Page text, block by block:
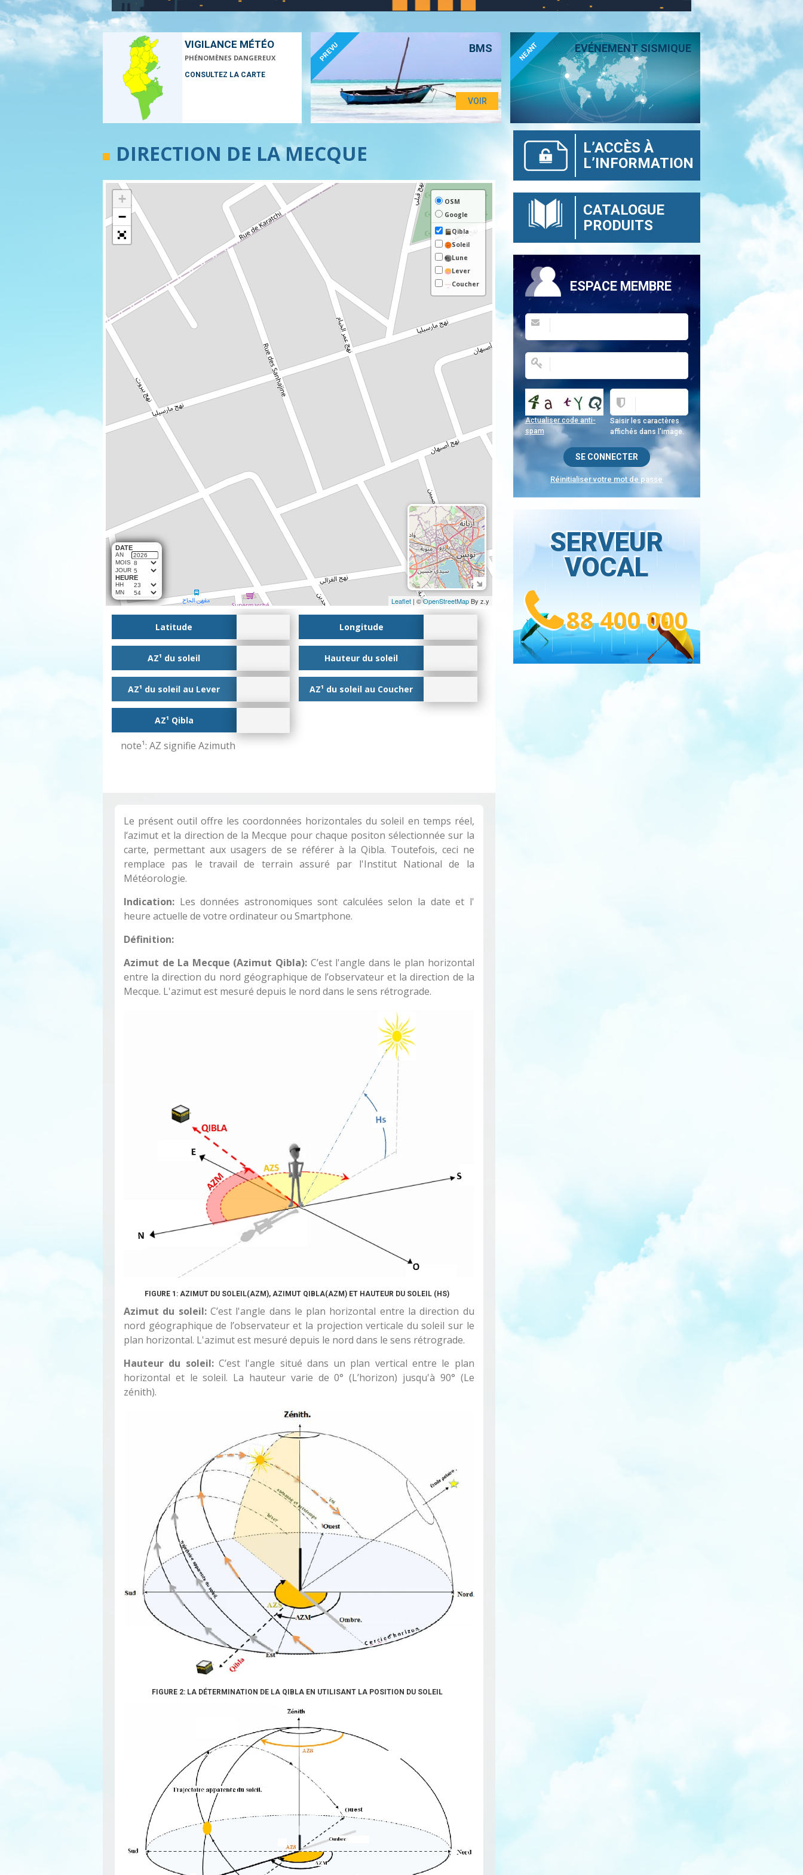
VIGILANCE MÉTÉO
PHÉNOMÈNES DANGEREUX
CONSULTEZ LA CARTE
BMS
PREVU
VOIR
EVÉNEMENT SISMIQUE
NEANT
DIRECTION DE LA MECQUE
+
−
OSM
Google
Qibla
Soleil
Lune
Lever
Coucher
DATE
AN
MOIS
JOUR
HEURE
HH
MN
Leaflet| ©OpenStreetMapBy z.y
Latitude Longitude
AZ¹ du soleil Hauteur du soleil
AZ¹ du soleil au Lever AZ¹ du soleil au Coucher
AZ¹ Qibla
note¹: AZ signifie Azimuth
Le présent outil offre les coordonnées horizontales du soleil en temps réel,
l‘azimut et la direction de la Mecque pour chaque positon sélectionnée sur la
carte, permettant aux usagers de se référer à la Qibla. Toutefois, ceci ne
remplace pas le travail de terrain assuré par l'Institut National de la
Météorologie.
Indication: Les données astronomiques sont calculées selon la date et l'
heure actuelle de votre ordinateur ou Smartphone.
Définition:
Azimut de La Mecque (Azimut Qibla): C’est l'angle dans le plan horizontal
entre la direction du nord géographique de l’observateur et la direction de la
Mecque. L'azimut est mesuré depuis le nord dans le sens rétrograde.
FIGURE 1: AZIMUT DU SOLEIL(AZM), AZIMUT QIBLA(AZM) ET HAUTEUR DU SOLEIL (HS)
Azimut du soleil:C’est l'angle dans le plan horizontal entre la direction du
nord géographique de l’observateur et la projection verticale du soleil sur le
plan horizontal. L'azimut est mesuré depuis le nord dans le sens rétrograde.
Hauteur du soleil:C’est l'angle situé dans un plan vertical entre le plan
horizontal et le soleil. La hauteur varie de 0° (L’horizon) jusqu'à 90° (Le
zénith).
FIGURE 2: LA DÉTERMINATION DE LA QIBLA EN UTILISANT LA POSITION DU SOLEIL
L’ACCÈS À
L’INFORMATION
CATALOGUE
PRODUITS
ESPACE MEMBRE
Saisir les caractères
affichés dans l'image.
Actualiser code anti-
spam
Réinitialiser votre mot de passe
SERVEUR
VOCAL
88 400 000